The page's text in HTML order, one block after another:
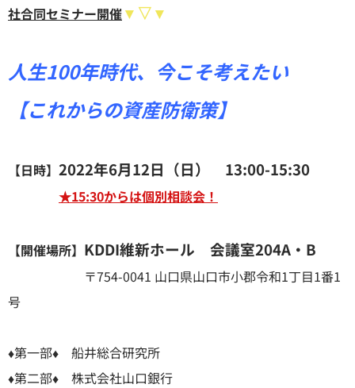
社合同セミナー開催▼▽▼
人生100年時代、今こそ考えたい
【これからの資産防衛策】
【日時】 2022年6月12日（日） 13:00-15:30
★15:30からは個別相談会！
【開催場所】 KDDI維新ホール 会議室204A・B
〒754-0041 山口県山口市小郡令和1丁目1番1
号
♦第一部♦ 船井総合研究所
♦第二部♦ 株式会社山口銀行